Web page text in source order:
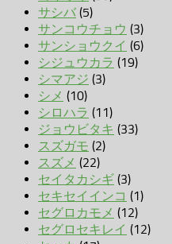
サシバ (5)
サンコウチョウ (3)
サンショウクイ (6)
シジュウカラ (19)
シマアジ (3)
シメ (10)
シロハラ (11)
ジョウビタキ (33)
スズガモ (2)
スズメ (22)
セイタカシギ (3)
セキセイインコ (1)
セグロカモメ (12)
セグロセキレイ (12)